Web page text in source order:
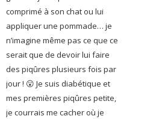
comprimé à son chat ou lui
appliquer une pommade… je
n’imagine même pas ce que ce
serait que de devoir lui faire
des piqûres plusieurs fois par
jour ! 😮 Je suis diabétique et
mes premières piqûres petite,
je courrais me cacher où je